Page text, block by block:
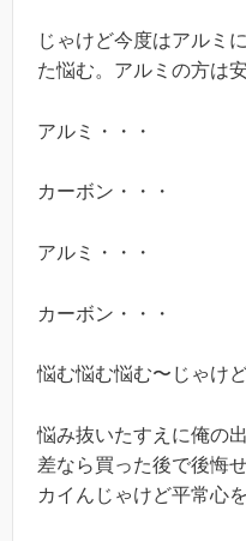
じゃけど今度はアルミ
た悩む。アルミの方は
アルミ・・・
カーボン・・・
アルミ・・・
カーボン・・・
悩む悩む悩む〜じゃけ
悩み抜いたすえに俺の
差なら買った後で後悔
カイんじゃけど平常心